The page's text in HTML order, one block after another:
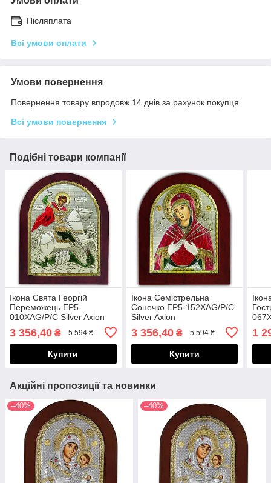
Післяплата
Всі умови оплати
Умови повернення
Повернення товару впродовж 14 днів за рахунок покупця
Всі умови повернення
Подібні товари компанії
Ікона Свята Георгій
Переможець EP5-
010XAG/P/C Silver Axion
3 356,40 ₴ 5 594 ₴
Купити
Ікона Семістрельна
Сонечко EP5-152XAG/P/C
Silver Axion
3 356,40₴ 5 594 ₴
Купити
1
Акційні пропозиції та новинки
–40% –40%